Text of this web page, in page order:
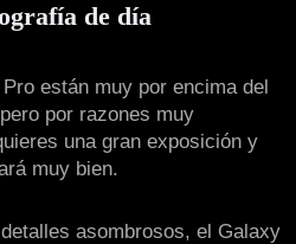
de día
están muy por encima del
por razones muy
una gran exposición y
muy bien.
asombrosos, el Galaxy